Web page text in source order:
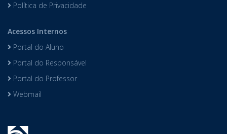
Política de Privacidade
Acessos Internos
Portal do Aluno
Portal do Responsável
Portal do Professor
Webmail